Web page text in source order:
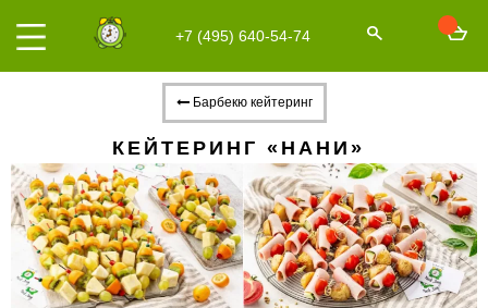
+7 (495) 640-54-74
Барбекю кейтеринг
КЕЙТЕРИНГ «НАНИ»